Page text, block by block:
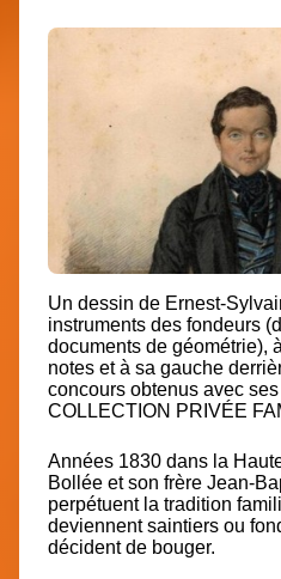
Un dessin de Ernest-
instruments des fondeurs
documents de géométrie),
notes et à sa gauche
concours obtenus avec ses
COLLECTION PRIVÉE
Années 1830 dans la
Bollée et son frère Jean-
perpétuent la tradition
deviennent saintiers ou
décident de bouger.